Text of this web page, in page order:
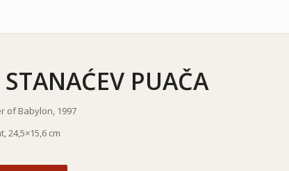
PUAČA
of Babylon, 1997
24,5×15,6 cm